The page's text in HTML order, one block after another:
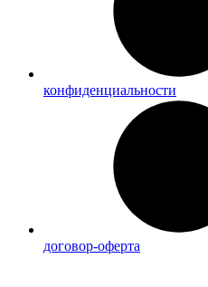
конфиденциальности
договор-оферта